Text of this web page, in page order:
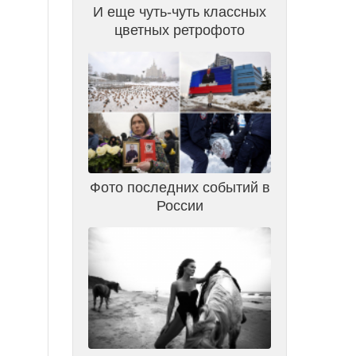
И еще чуть-чуть классных
цветных ретрофото
Фото последних событий в
России